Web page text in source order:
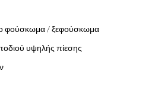
φούσκωμα / ξεφούσκωμα
υψηλής πίεσης